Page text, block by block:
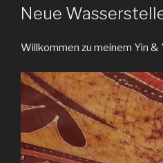
AM
Neue
Willkommen zu meinem Yin &